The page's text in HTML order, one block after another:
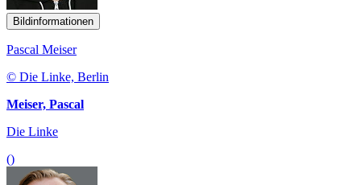
Bildinformationen
Pascal Meiser
© Die Linke, Berlin
Meiser, Pascal
Die Linke
()